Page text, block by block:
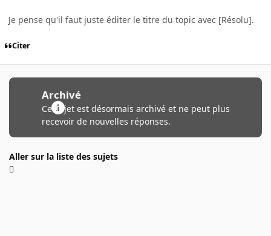
Je pense qu'il faut juste éditer le titre du topic avec [Résolu].
Citer
Archivé
Ce sujet est désormais archivé et ne peut plus
recevoir de nouvelles réponses.
Aller sur la liste des sujets